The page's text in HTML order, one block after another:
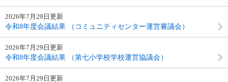
2026年7月29日更新
令和8年度会議結果 （コミュニティセンター運営審議会）
2026年7月29日更新
令和8年度会議結果 （第七小学校学校運営協議会）
2026年7月29日更新